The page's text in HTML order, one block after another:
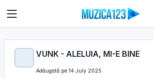
VUNK - ALELUIA, MI-E BINE
Adăugată pe 14 July 2025